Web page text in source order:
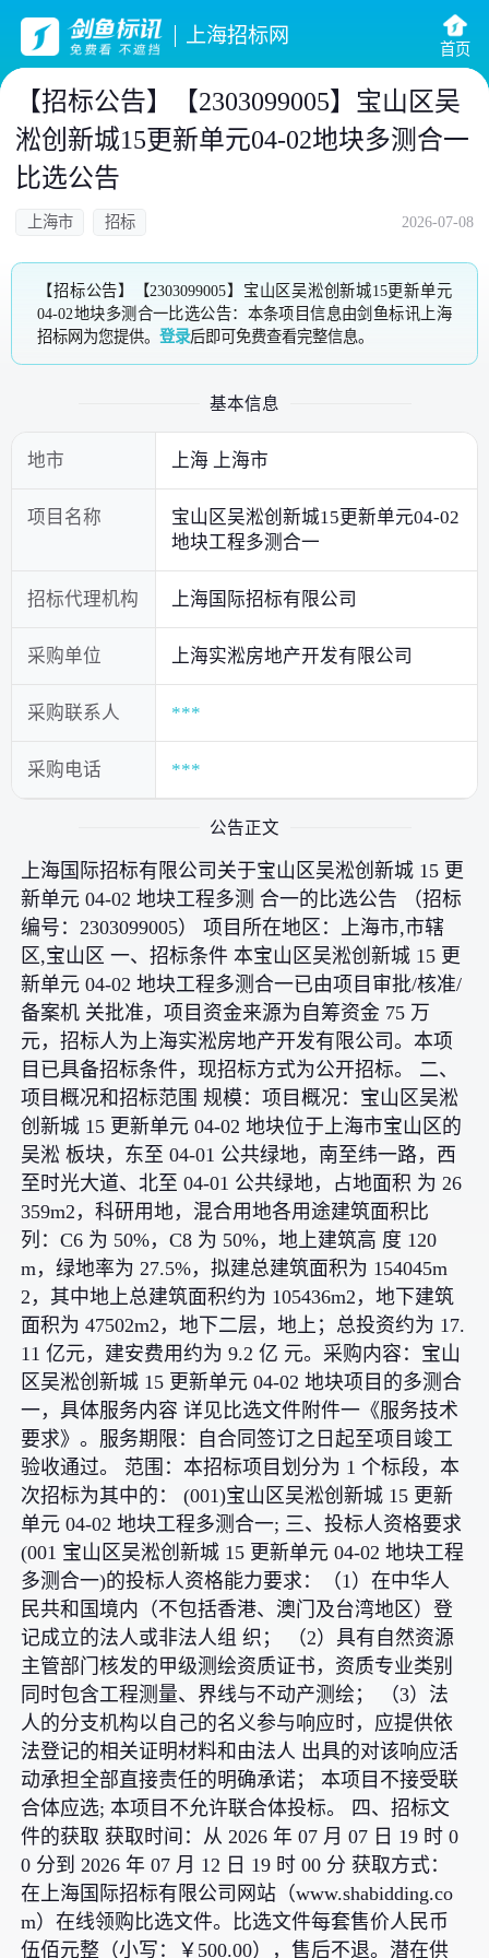
上海招标网
首页
【招标公告】【2303099005】宝山区吴
淞创新城15更新单元04-02地块多测合一
比选公告
上海市 招标 2026-07-08
【招标公告】【2303099005】宝山区吴淞创新城15更新单元
04-02地块多测合一比选公告：本条项目信息由剑鱼标讯上海
招标网为您提供。登录后即可免费查看完整信息。
基本信息
地市 上海 上海市
项目名称
宝山区吴淞创新城15更新单元04-02
地块工程多测合一
招标代理机构 上海国际招标有限公司
采购单位 上海实淞房地产开发有限公司
采购联系人 ***
采购电话 ***
公告正文
上海国际招标有限公司关于宝山区吴淞创新城 15 更
新单元 04-02 地块工程多测 合一的比选公告 （招标
编号：2303099005） 项目所在地区：上海市,市辖
区,宝山区 一、招标条件 本宝山区吴淞创新城 15 更
新单元 04-02 地块工程多测合一已由项目审批/核准/
备案机 关批准，项目资金来源为自筹资金 75 万
元，招标人为上海实淞房地产开发有限公司。本项
目已具备招标条件，现招标方式为公开招标。 二、
项目概况和招标范围 规模：项目概况：宝山区吴淞
创新城 15 更新单元 04-02 地块位于上海市宝山区的
吴淞 板块，东至 04-01 公共绿地，南至纬一路，西
至时光大道、北至 04-01 公共绿地，占地面积 为 26
359m2，科研用地，混合用地各用途建筑面积比
列：C6 为 50%，C8 为 50%，地上建筑高 度 120
m，绿地率为 27.5%，拟建总建筑面积为 154045m
2，其中地上总建筑面积约为 105436m2，地下建筑
面积为 47502m2，地下二层，地上；总投资约为 17.
11 亿元，建安费用约为 9.2 亿 元。采购内容：宝山
区吴淞创新城 15 更新单元 04-02 地块项目的多测合
一，具体服务内容 详见比选文件附件一《服务技术
要求》。服务期限：自合同签订之日起至项目竣工
验收通过。 范围：本招标项目划分为 1 个标段，本
次招标为其中的： (001)宝山区吴淞创新城 15 更新
单元 04-02 地块工程多测合一; 三、投标人资格要求
(001 宝山区吴淞创新城 15 更新单元 04-02 地块工程
多测合一)的投标人资格能力要求：（1）在中华人
民共和国境内（不包括香港、澳门及台湾地区）登
记成立的法人或非法人组 织； （2）具有自然资源
主管部门核发的甲级测绘资质证书，资质专业类别
同时包含工程测量、界线与不动产测绘； （3）法
人的分支机构以自己的名义参与响应时，应提供依
法登记的相关证明材料和由法人 出具的对该响应活
动承担全部直接责任的明确承诺； 本项目不接受联
合体应选; 本项目不允许联合体投标。 四、招标文
件的获取 获取时间：从 2026 年 07 月 07 日 19 时 0
0 分到 2026 年 07 月 12 日 19 时 00 分 获取方式：
在上海国际招标有限公司网站（www.shabidding.co
m）在线领购比选文件。比选文件每套售价人民币
伍佰元整（小写：￥500.00），售后不退。潜在供